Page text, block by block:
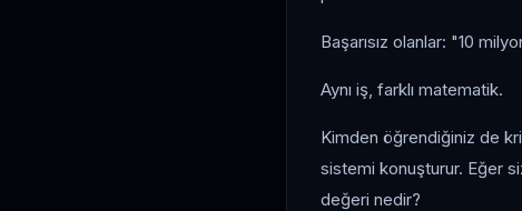
Başarısız olanlar: "10
Aynı iş, farklı matematik.
Kimden öğrendiğiniz de
sistemi konuşturur. Eğer
değeri nedir?